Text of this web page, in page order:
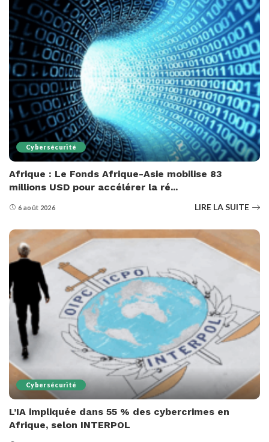
Cybersécurité
Afrique : Le Fonds Afrique-Asie mobilise 83
millions USD pour accélérer la ré...
6 août 2026 LIRE LA SUITE
Cybersécurité
L’IA impliquée dans 55 % des cybercrimes en
Afrique, selon INTERPOL